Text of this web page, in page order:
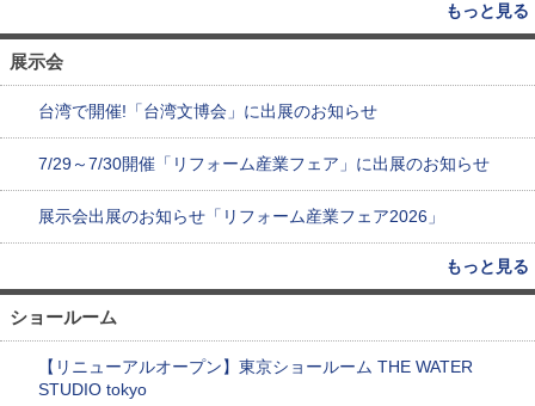
もっと見る
展示会
台湾で開催!「台湾文博会」に出展のお知らせ
7/29～7/30開催「リフォーム産業フェア」に出展のお知らせ
展示会出展のお知らせ「リフォーム産業フェア2026」
もっと見る
ショールーム
【リニューアルオープン】東京ショールーム THE WATER
STUDIO tokyo